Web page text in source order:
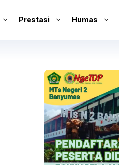
Prestasi Humas